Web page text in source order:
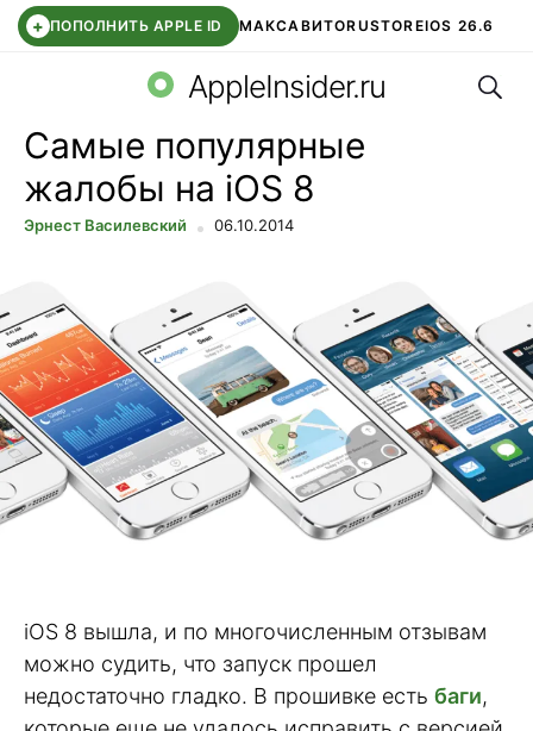
+ ПОПОЛНИТЬ APPLE ID МАКСАВИТОRUSTOREIOS 26.6
СБЕР КИДС ВТБ ОНЛАЙН ЧАТ В ROBLOX
AppleInsider.ru
Самые популярные
жалобы на iOS 8
Эрнест Василевский 06.10.2014
iOS 8 вышла, и по многочисленным отзывам
можно судить, что запуск прошел
недостаточно гладко. В прошивке есть баги,